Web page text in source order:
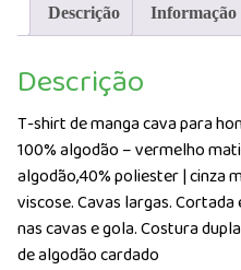
para
140g
Personalizada
Descrição Informação
Descrição
T-shirt de manga cava para
100% algodão – vermelho
algodão,40% poliester | cinza
viscose. Cavas largas.
nas cavas e gola. Costura
de algodão cardado